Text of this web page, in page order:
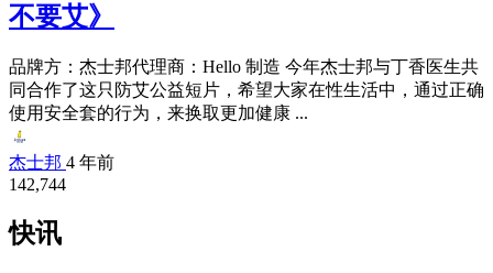
不要艾》
品牌方：杰士邦代理商：Hello 制造 今年杰士邦与丁香医生共
同合作了这只防艾公益短片，希望大家在性生活中，通过正确
使用安全套的行为，来换取更加健康 ...
杰士邦 4 年前
142,744
快讯